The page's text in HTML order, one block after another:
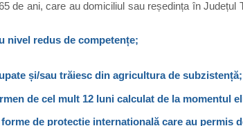
de ani, care au domiciliul sau reședința în Județul
nivel redus de competențe;
și/sau trăiesc din agricultura de subzistență;
de cel mult 12 luni calculat de la momentul
de protecție internațională care au permis